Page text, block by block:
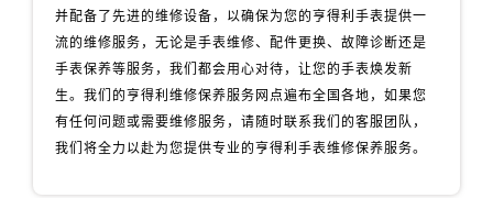
安徽省安庆市迎江区人民路售后服务中心（需提前预约）
并配备了先进的维修设备，以确保为您的亨得利手表提供一
流的维修服务，无论是手表维修、配件更换、故障诊断还是
手表保养等服务，我们都会用心对待，让您的手表焕发新
生。我们的亨得利维修保养服务网点遍布全国各地，如果您
有任何问题或需要维修服务，请随时联系我们的客服团队，
我们将全力以赴为您提供专业的亨得利手表维修保养服务。